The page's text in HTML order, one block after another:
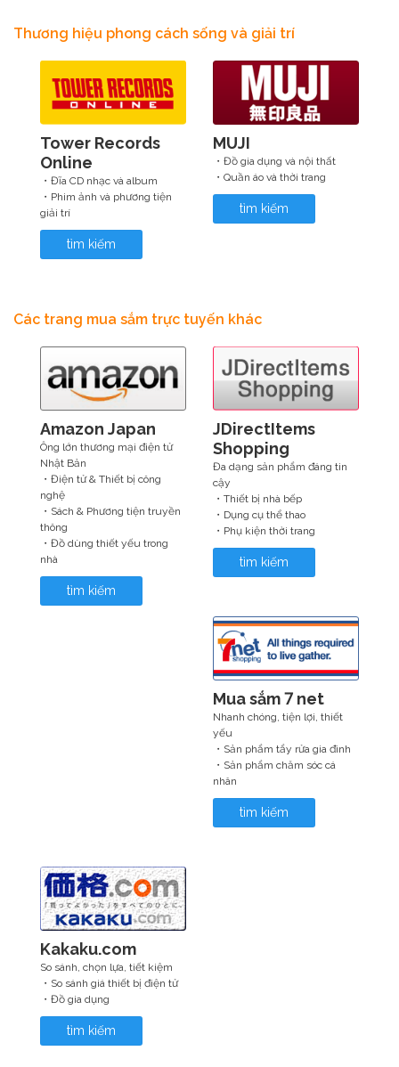
Thương hiệu phong cách sống và giải trí
Tower Records
Online
・Đĩa CD nhạc và album
・Phim ảnh và phương tiện
giải trí
tìm kiếm
MUJI
・Đồ gia dụng và nội thất
・Quần áo và thời trang
tìm kiếm
Các trang mua sắm trực tuyến khác
Amazon Japan
Ông lớn thương mại điện tử
Nhật Bản
・Điện tử & Thiết bị công
nghệ
・Sách & Phương tiện truyền
thông
・Đồ dùng thiết yếu trong
nhà
tìm kiếm
JDirectItems
Shopping
Đa dạng sản phẩm đáng tin
cậy
・Thiết bị nhà bếp
・Dụng cụ thể thao
・Phụ kiện thời trang
tìm kiếm
Mua sắm 7 net
Nhanh chóng, tiện lợi, thiết
yếu
・Sản phẩm tẩy rửa gia đình
・Sản phẩm chăm sóc cá
nhân
tìm kiếm
Kakaku.com
So sánh, chọn lựa, tiết kiệm
・So sánh giá thiết bị điện tử
・Đồ gia dụng
tìm kiếm